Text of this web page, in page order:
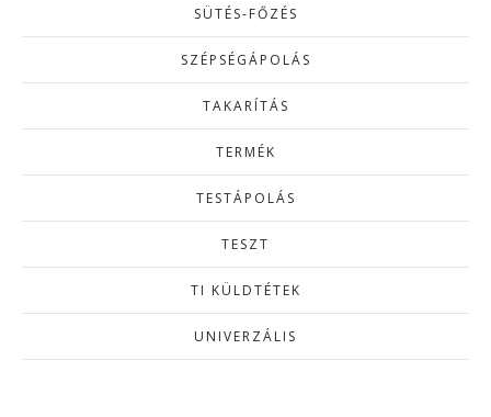
SÜTÉS-FŐZÉS
SZÉPSÉGÁPOLÁS
TAKARÍTÁS
TERMÉK
TESTÁPOLÁS
TESZT
TI KÜLDTÉTEK
UNIVERZÁLIS